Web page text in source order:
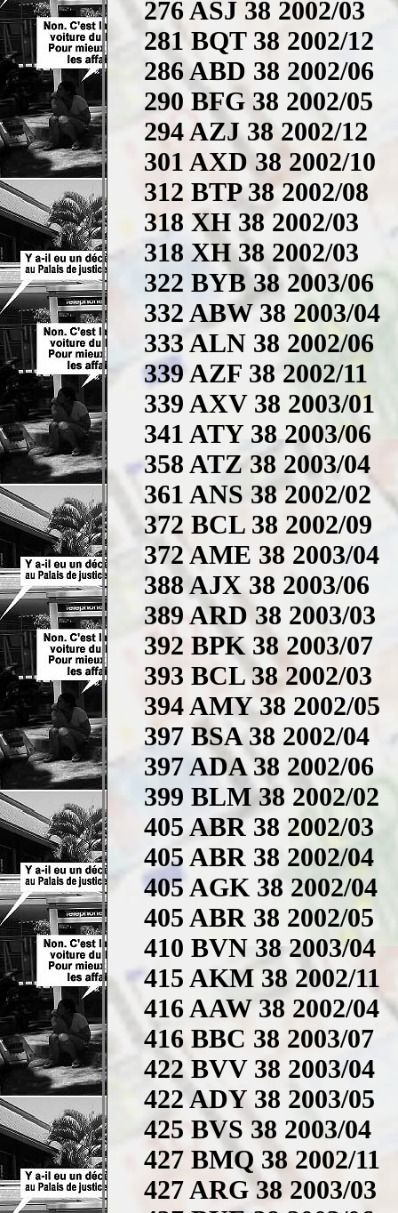
276 ASJ 38 2002/03
281 BQT 38 2002/12
286 ABD 38 2002/06
290 BFG 38 2002/05
294 AZJ 38 2002/12
301 AXD 38 2002/10
312 BTP 38 2002/08
318 XH 38 2002/03
318 XH 38 2002/03
322 BYB 38 2003/06
332 ABW 38 2003/04
333 ALN 38 2002/06
339 AZF 38 2002/11
339 AXV 38 2003/01
341 ATY 38 2003/06
358 ATZ 38 2003/04
361 ANS 38 2002/02
372 BCL 38 2002/09
372 AME 38 2003/04
388 AJX 38 2003/06
389 ARD 38 2003/03
392 BPK 38 2003/07
393 BCL 38 2002/03
394 AMY 38 2002/05
397 BSA 38 2002/04
397 ADA 38 2002/06
399 BLM 38 2002/02
405 ABR 38 2002/03
405 ABR 38 2002/04
405 AGK 38 2002/04
405 ABR 38 2002/05
410 BVN 38 2003/04
415 AKM 38 2002/11
416 AAW 38 2002/04
416 BBC 38 2003/07
422 BVV 38 2003/04
422 ADY 38 2003/05
425 BVS 38 2003/04
427 BMQ 38 2002/11
427 ARG 38 2003/03